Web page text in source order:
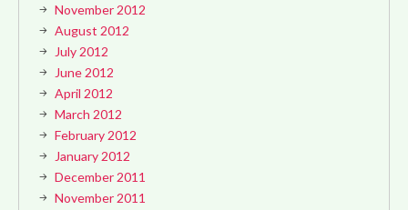
November 2012
August 2012
July 2012
June 2012
April 2012
March 2012
February 2012
January 2012
December 2011
November 2011